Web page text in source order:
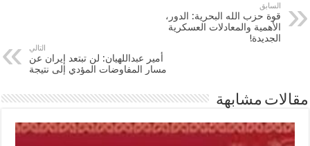
السابق
قوة حزب الله البحرية: الدور،
الأهمية والمعادلات العسكرية
الجديدة!
التالي
أمير عبداللهيان: لن تبتعد إيران عن
مسار المفاوضات المؤدي إلى نتيجة
مقالات مشابهة